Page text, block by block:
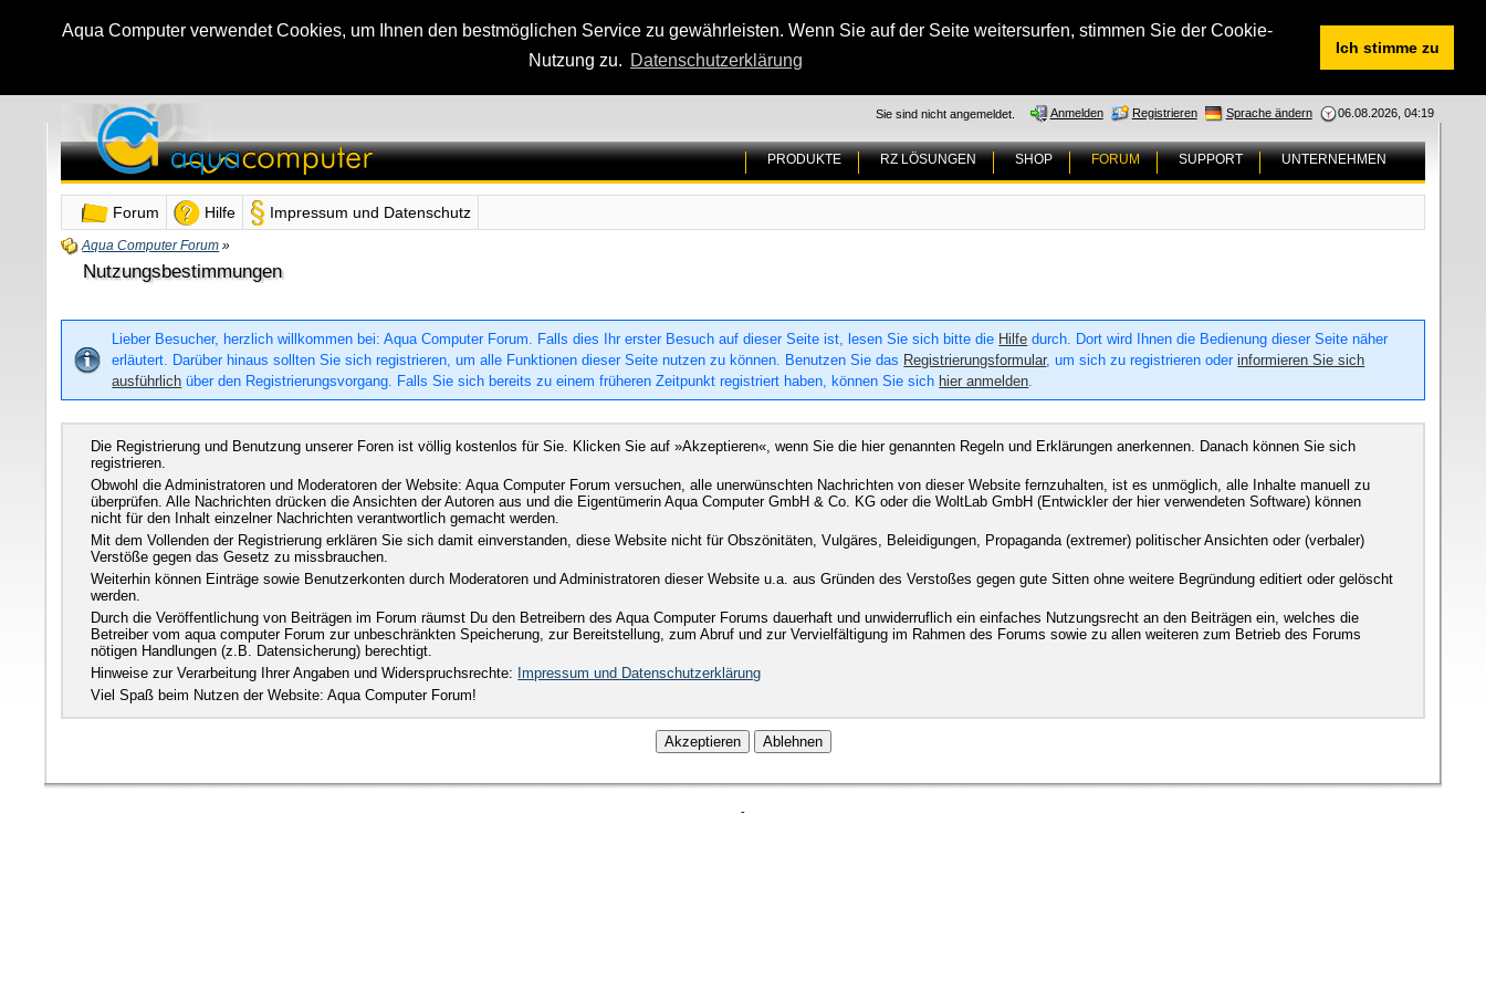
Aqua Computer verwendet Cookies, um Ihnen den bestmöglichen Service zu gewährleisten. Wenn Sie auf der Seite weitersurfen, stimmen Sie der Cookie-
Nutzung zu. Datenschutzerklärung
Ich stimme zu
06.08.2026, 04:19
Sprache ändern
Registrieren
Anmelden
Sie sind nicht angemeldet.
PRODUKTE RZ LÖSUNGEN SHOP FORUM SUPPORT UNTERNEHMEN
Forum Hilfe Impressum und Datenschutz
Aqua Computer Forum »
Nutzungsbestimmungen
Lieber Besucher, herzlich willkommen bei: Aqua Computer Forum. Falls dies Ihr erster Besuch auf dieser Seite ist, lesen Sie sich bitte die Hilfe durch. Dort wird Ihnen die Bedienung dieser Seite näher
erläutert. Darüber hinaus sollten Sie sich registrieren, um alle Funktionen dieser Seite nutzen zu können. Benutzen Sie das Registrierungsformular, um sich zu registrieren oderinformieren Sie sich
ausführlich über den Registrierungsvorgang. Falls Sie sich bereits zu einem früheren Zeitpunkt registriert haben, können Sie sich hier anmelden.
Die Registrierung und Benutzung unserer Foren ist völlig kostenlos für Sie. Klicken Sie auf »Akzeptieren«, wenn Sie die hier genannten Regeln und Erklärungen anerkennen. Danach können Sie sich
registrieren.
Obwohl die Administratoren und Moderatoren der Website: Aqua Computer Forum versuchen, alle unerwünschten Nachrichten von dieser Website fernzuhalten, ist es unmöglich, alle Inhalte manuell zu
überprüfen. Alle Nachrichten drücken die Ansichten der Autoren aus und die Eigentümerin Aqua Computer GmbH & Co. KG oder die WoltLab GmbH (Entwickler der hier verwendeten Software) können
nicht für den Inhalt einzelner Nachrichten verantwortlich gemacht werden.
Mit dem Vollenden der Registrierung erklären Sie sich damit einverstanden, diese Website nicht für Obszönitäten, Vulgäres, Beleidigungen, Propaganda (extremer) politischer Ansichten oder (verbaler)
Verstöße gegen das Gesetz zu missbrauchen.
Weiterhin können Einträge sowie Benutzerkonten durch Moderatoren und Administratoren dieser Website u.a. aus Gründen des Verstoßes gegen gute Sitten ohne weitere Begründung editiert oder gelöscht
werden.
Durch die Veröffentlichung von Beiträgen im Forum räumst Du den Betreibern des Aqua Computer Forums dauerhaft und unwiderruflich ein einfaches Nutzungsrecht an den Beiträgen ein, welches die
Betreiber vom aqua computer Forum zur unbeschränkten Speicherung, zur Bereitstellung, zum Abruf und zur Vervielfältigung im Rahmen des Forums sowie zu allen weiteren zum Betrieb des Forums
nötigen Handlungen (z.B. Datensicherung) berechtigt.
Hinweise zur Verarbeitung Ihrer Angaben und Widerspruchsrechte: Impressum und Datenschutzerklärung
Viel Spaß beim Nutzen der Website: Aqua Computer Forum!
-